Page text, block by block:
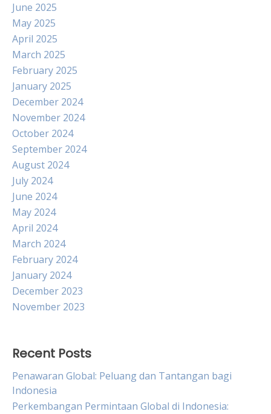
June 2025
May 2025
April 2025
March 2025
February 2025
January 2025
December 2024
November 2024
October 2024
September 2024
August 2024
July 2024
June 2024
May 2024
April 2024
March 2024
February 2024
January 2024
December 2023
November 2023
Recent Posts
Penawaran Global: Peluang dan Tantangan bagi
Indonesia
Perkembangan Permintaan Global di Indonesia: